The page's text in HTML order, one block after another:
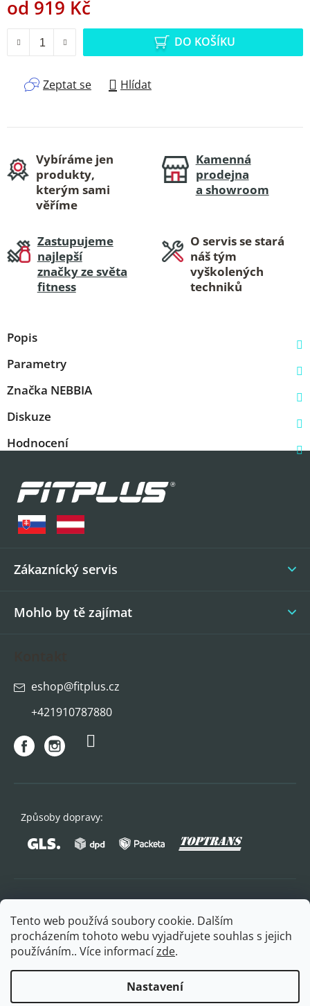
Tento web používá soubory cookie. Dalším
procházením tohoto webu vyjadřujete souhlas s jejich
používáním.. Více informacízde.
Nastavení
od 919 Kč
DO KOŠÍKU
Zeptat se Hlídat
Vybíráme jen
produkty,
kterým sami
věříme
Kamenná
prodejna
a showroom
Zastupujeme
najlepší
značky ze světa
fitness
O servis se stará
náš tým
vyškolených
techniků
Popis
Parametry
Značka NEBBIA
Diskuze
Hodnocení
Zákaznícký servis
Mohlo by tě zajímat
eshop@fitplus.cz
+421910787880
Způsoby dopravy: